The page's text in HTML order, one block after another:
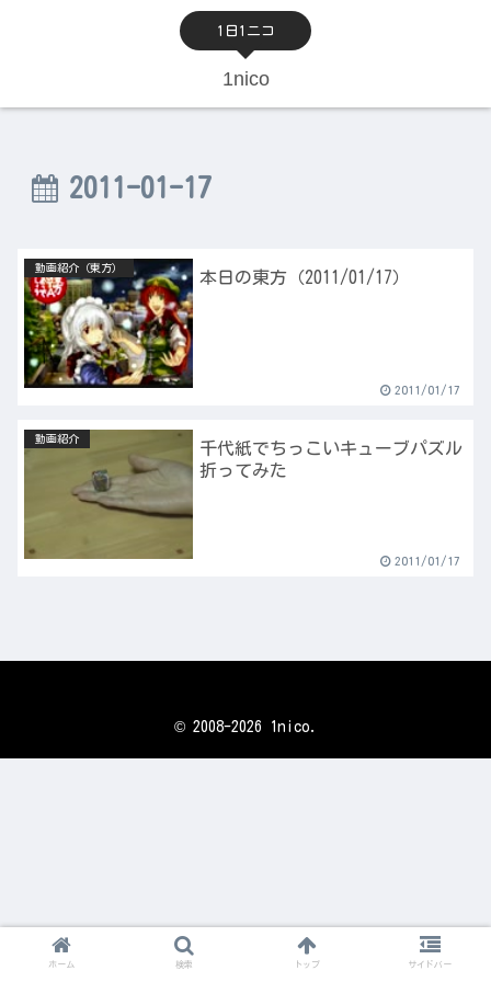
1日1ニコ
1nico
2011-01-17
動画紹介（東方）
本日の東方（2011/01/17）
2011/01/17
動画紹介
千代紙でちっこいキューブパズル
折ってみた
2011/01/17
© 2008-2026 1nico.
ホーム 検索 トップ サイドバー